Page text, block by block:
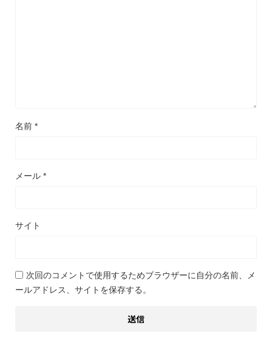
名前 *
メール *
サイト
次回のコメントで使用するためブラウザーに自分の名前、メ
ールアドレス、サイトを保存する。